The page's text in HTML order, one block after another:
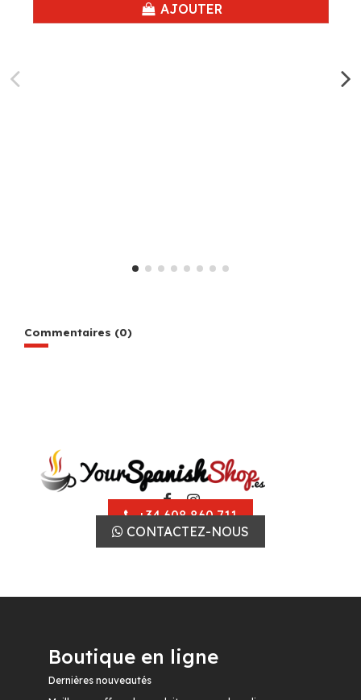
AJOUTER
Commentaires (0)
+34 608 860 711
CONTACTEZ-NOUS
Boutique en ligne
Dernières nouveautés